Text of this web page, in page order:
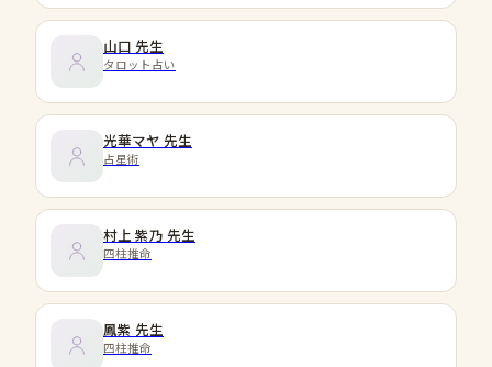
山口 先生
タロット占い
光華マヤ 先生
占星術
村上 紫乃 先生
四柱推命
鳳紫 先生
四柱推命